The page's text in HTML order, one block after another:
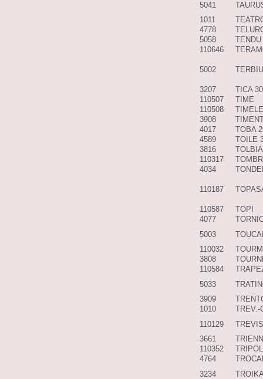
5041
1011
4778
5058
TENDU
110646
5002
3207
TICA
110507
TIME
110508
3908
4017
TOBA
4589
TOILE
3816
110317
4034
110187
110587
TOPI
4077
5003
110032
3808
110584
5033
3909
1010
TREV.-
110129
3661
110352
4764
3234